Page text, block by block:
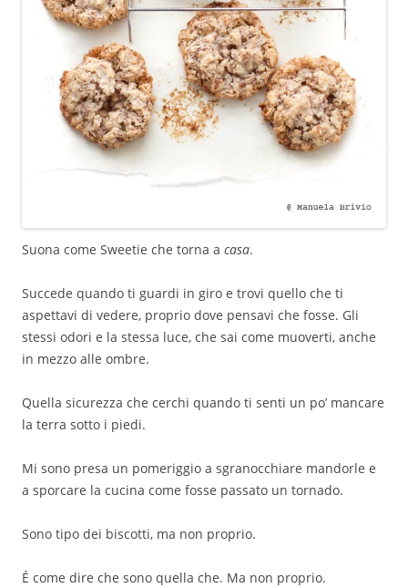
Suona come Sweetie che torna a casa.
Succede quando ti guardi in giro e trovi quello che ti
aspettavi di vedere, proprio dove pensavi che fosse. Gli
stessi odori e la stessa luce, che sai come muoverti, anche
in mezzo alle ombre.
Quella sicurezza che cerchi quando ti senti un po’ mancare
la terra sotto i piedi.
Mi sono presa un pomeriggio a sgranocchiare mandorle e
a sporcare la cucina come fosse passato un tornado.
Sono tipo dei biscotti, ma non proprio.
É come dire che sono quella che. Ma non proprio.